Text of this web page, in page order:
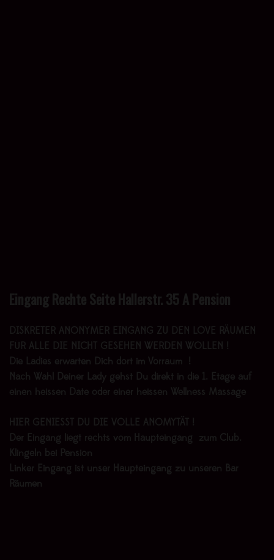
Eingang Rechte Seite Hallerstr. 35 A Pension
DISKRETER ANONYMER EINGANG ZU DEN LOVE RÄUMEN
FÜR ALLE DIE NICHT GESEHEN WERDEN WOLLEN !
Die Ladies erwarten Dich dort im Vorraum !
Nach Wahl Deiner Lady gehst Du direkt in die 1. Etage auf
einen heissen Date oder einer heissen Wellness Massage
HIER GENIESST DU DIE VOLLE ANOMYTÄT !
Der Eingang liegt rechts vom Haupteingang zum Club.
Klingeln bei Pension
Linker Eingang ist unser Haupteingang zu unseren Bar
Räumen